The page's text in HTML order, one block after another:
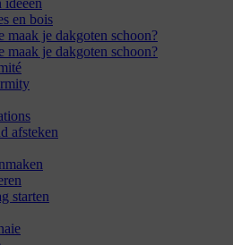
en bois
maak je dakgoten schoon?
maak je dakgoten schoon?
afsteken
starten